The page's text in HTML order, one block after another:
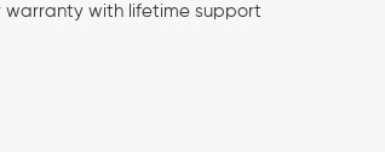
warranty with lifetime support